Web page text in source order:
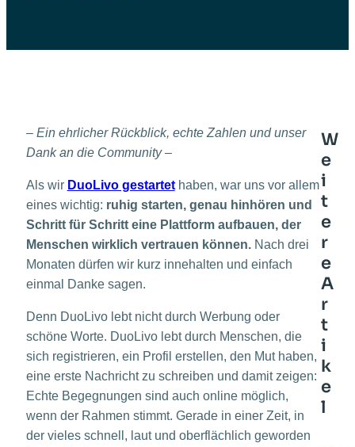
– Ein ehrlicher Rückblick, echte Zahlen und unser
Dank an die Community –
Als wir DuoLivo gestartethaben, war uns vor allem
eines wichtig: ruhig starten, genau hinhören und
Schritt für Schritt eine Plattform aufbauen, der
Menschen wirklich vertrauen können.Nach drei
Monaten dürfen wir kurz innehalten und einfach
einmal Danke sagen.
Denn DuoLivo lebt nicht durch Werbung oder
schöne Worte. DuoLivo lebt durch Menschen, die
sich registrieren, ein Profil erstellen, den Mut haben,
eine erste Nachricht zu schreiben und damit zeigen:
Echte Begegnungen sind auch online möglich,
wenn der Rahmen stimmt. Gerade in einer Zeit, in
der vieles schnell, laut und oberflächlich geworden
W
e
i
t
e
r
e
A
r
t
i
k
e
l